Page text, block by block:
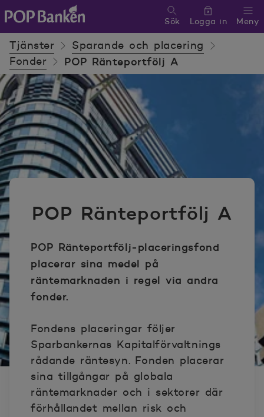
POP banken, till hemsidan
Meny
Sök Logga in
Tjänster
Sparande och placering
Fonder
POP Ränteportfölj A
POP Ränteportfölj A
POP Ränteportfölj-placeringsfond
placerar sina medel på
räntemarknaden i regel via andra
fonder.
Fondens placeringar följer
Sparbankernas Kapitalförvaltnings
rådande räntesyn. Fonden placerar
sina tillgångar på globala
räntemarknader och i sektorer där
förhållandet mellan risk och